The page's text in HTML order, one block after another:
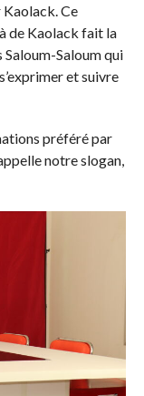
Ce
de Kaolack fait la
Saloum qui
et suivre
préféré par
notre slogan,